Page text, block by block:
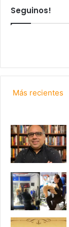
Seguinos!
Más recientes